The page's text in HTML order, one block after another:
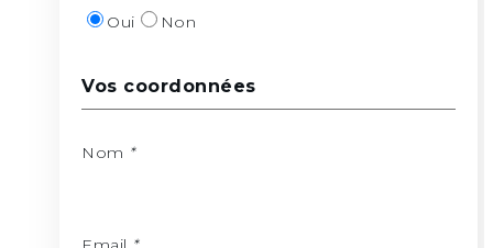
Oui
Non
Vos coordonnées
Nom *